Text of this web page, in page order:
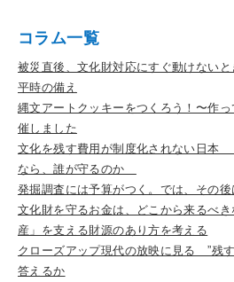
コラム一覧
被災直後、文化財対応にすぐ動けない
平時の備え
縄文アートクッキーをつくろう！〜作
催しました
文化を残す費用が制度化されない日本
なら、誰が守るのか
発掘調査には予算がつく。では、その
文化財を守るお金は、どこから来るべ
産」を支える財源のあり方を考える
クローズアップ現代の放映に見る ”残
答えるか